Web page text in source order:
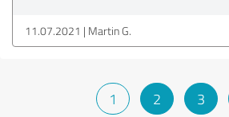
11.07.2021 Martin G.
1 2 3